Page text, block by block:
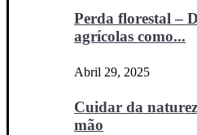
Perda florestal –
agrícolas como...
Abril 29, 2025
Cuidar da
mão